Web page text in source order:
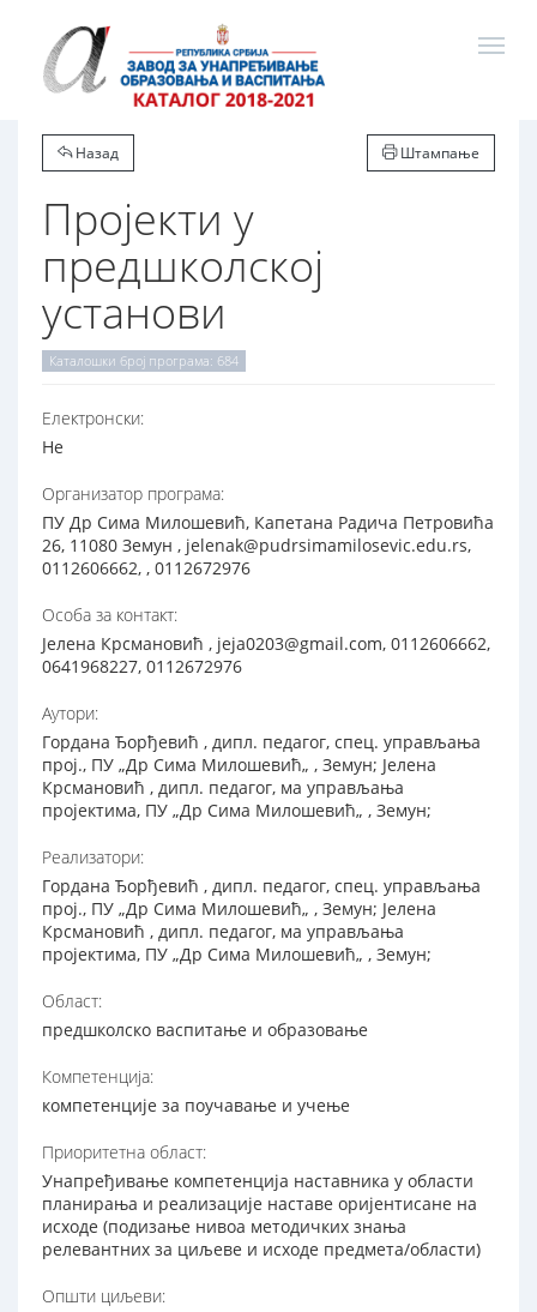
Назад Штампање
Пројекти у
предшколској
установи
Каталошки број програма: 684
Електронски:
Не
Организатор програма:
ПУ Др Сима Милошевић, Капетана Радича Петровића
26, 11080 Земун , jelenak@pudrsimamilosevic.edu.rs,
0112606662, , 0112672976
Особа за контакт:
Јелена Крсмановић , jeja0203@gmail.com, 0112606662,
0641968227, 0112672976
Аутори:
Гордана Ђорђевић , дипл. педагог, спец. управљања
прој., ПУ „Др Сима Милошевић„ , Земун; Јелена
Крсмановић , дипл. педагог, ма управљања
прojeктима, ПУ „Др Сима Милошевић„ , Земун;
Реализатори:
Гордана Ђорђевић , дипл. педагог, спец. управљања
прој., ПУ „Др Сима Милошевић„ , Земун; Јелена
Крсмановић , дипл. педагог, ма управљања
прojeктима, ПУ „Др Сима Милошевић„ , Земун;
Област:
предшколско васпитање и образовање
Компетенција:
компетенције за поучавање и учење
Приоритетна област:
Унапређивање компетенција наставника у области
планирања и реализације наставе оријентисане на
исходе (подизање нивоа методичких знања
релевантних за циљеве и исходе предмета/области)
Општи циљеви: